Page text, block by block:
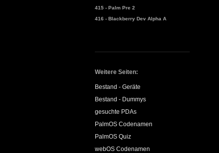
415 - Palm Pre 2
416 - Blackberry Dev Alpha A
Weitere Seiten:
Bestand - Geräte
Bestand - Dummys
gesuchte PDAs
PalmOS Codenamen
PalmOS Quiz
webOS Codenamen